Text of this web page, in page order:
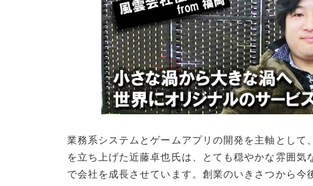
業務系システムとゲームアプリの開発を主軸とし
を立ち上げた近藤卓也氏は、とても穏やかな雰囲
で会社を成長させています。創業のいきさつから今